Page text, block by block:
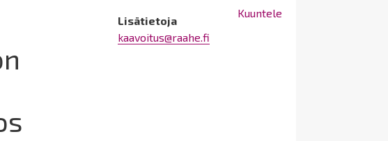
Kuuntele
Lisätietoja
kaavoitus@raahe.fi